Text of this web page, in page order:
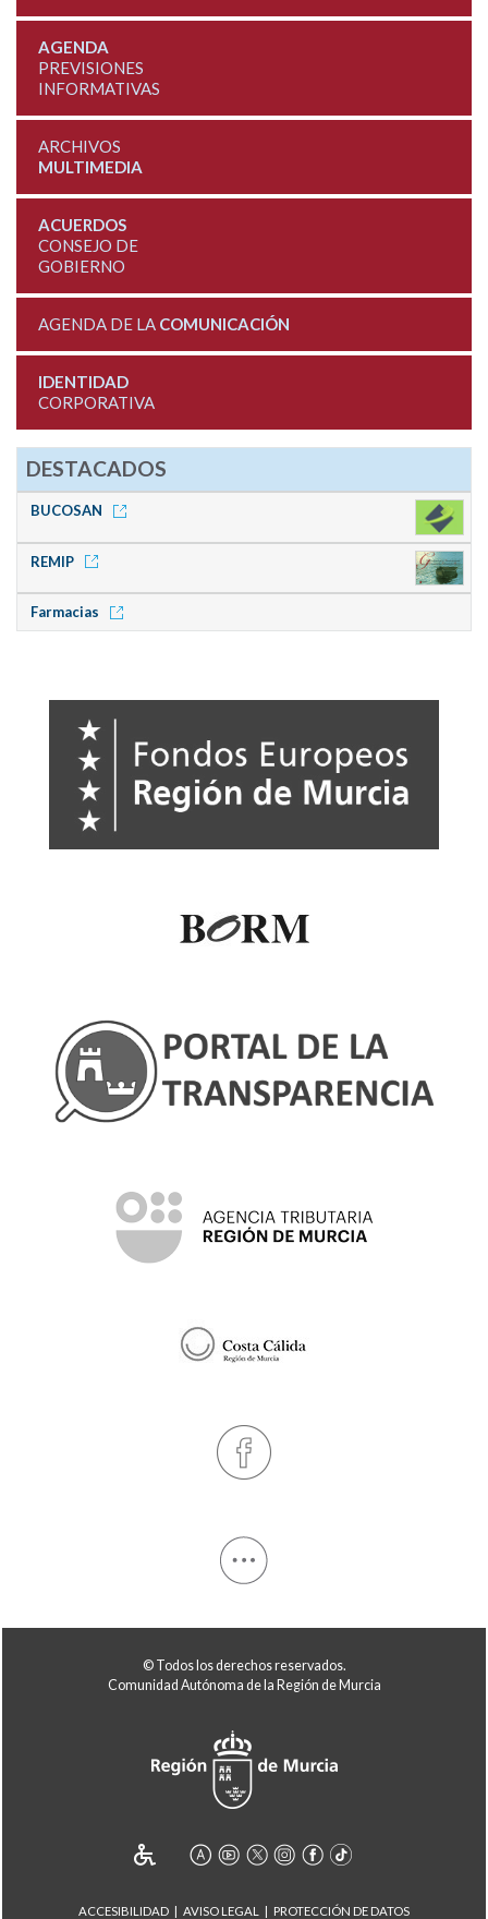
AGENDA
PREVISIONES
INFORMATIVAS
ARCHIVOS
MULTIMEDIA
ACUERDOS
CONSEJO DE
GOBIERNO
AGENDA DE LA COMUNICACIÓN
IDENTIDAD
CORPORATIVA
DESTACADOS
BUCOSAN
REMIP
Farmacias
© Todos los derechos reservados.
Comunidad Autónoma de la Región de Murcia
ACCESIBILIDAD AVISO LEGAL PROTECCIÓN DE DATOS